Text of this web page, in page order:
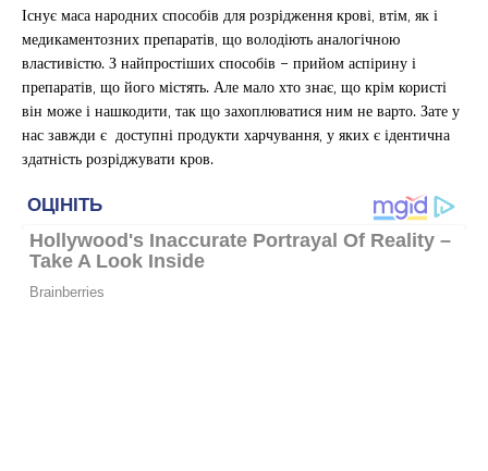
Існує маса народних способів для розрідження крові, втім, як і
медикаментозних препаратів, що володіють аналогічною
властивістю. З найпростіших способів – прийом аспірину і
препаратів, що його містять. Але мало хто знає, що крім користі
він може і нашкодити, так що захоплюватися ним не варто. Зате у
нас завжди є доступні продукти харчування, у яких є ідентична
здатність розріджувати кров.